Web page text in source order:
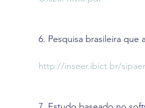
6. Pesquisa brasileira que
http://inseer.ibict.br/